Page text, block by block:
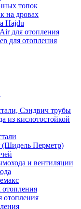
топок
на дровах
Hajdu
для отопления
для отопления
Сэндвич трубы
из кислотостойкой
(Шидель Перметр)
и вентиляции
отопления
отопления